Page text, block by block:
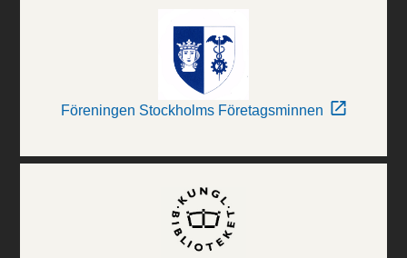
Föreningen Stockholms Företagsminnen